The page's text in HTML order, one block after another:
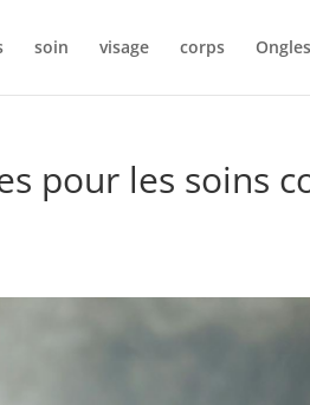
soin visage corps Ongles
pour les soins